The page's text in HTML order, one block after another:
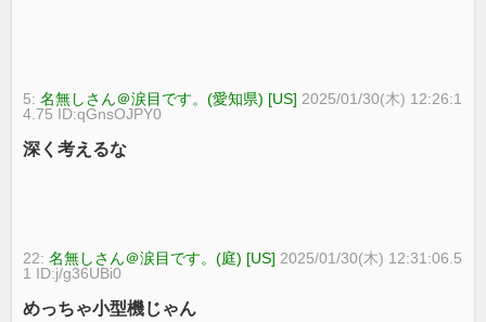
5:名無しさん＠涙目です。(愛知県) [US] 2025/01/30(木) 12:26:1
4.75 ID:qGnsOJPY0
深く考えるな
22:名無しさん＠涙目です。(庭) [US] 2025/01/30(木) 12:31:06.5
1 ID:j/g36UBi0
めっちゃ小型機じゃん